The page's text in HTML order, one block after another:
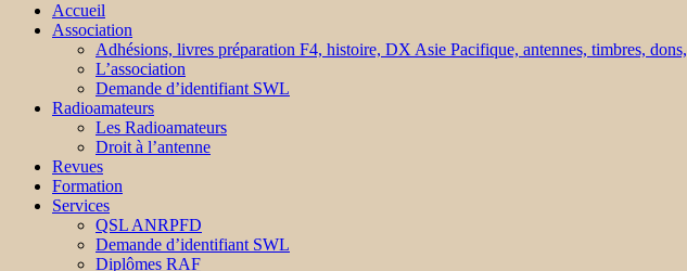
Accueil
Association
Adhésions, livres préparation F4, histoire, DX Asie Pacifique, antennes, timbres, dons,
L’association
Demande d’identifiant SWL
Radioamateurs
Les Radioamateurs
Droit à l’antenne
Revues
Formation
Services
QSL ANRPFD
Demande d’identifiant SWL
Diplômes RAF